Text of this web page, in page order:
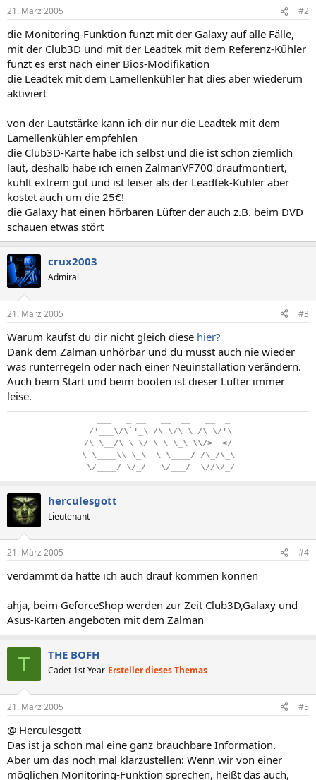
21. März 2005 #2
die Monitoring-Funktion funzt mit der Galaxy auf alle Fälle,
mit der Club3D und mit der Leadtek mit dem Referenz-Kühler
funzt es erst nach einer Bios-Modifikation
die Leadtek mit dem Lamellenkühler hat dies aber wiederum
aktiviert
von der Lautstärke kann ich dir nur die Leadtek mit dem
Lamellenkühler empfehlen
die Club3D-Karte habe ich selbst und die ist schon ziemlich
laut, deshalb habe ich einen ZalmanVF700 draufmontiert,
kühlt extrem gut und ist leiser als der Leadtek-Kühler aber
kostet auch um die 25€!
die Galaxy hat einen hörbaren Lüfter der auch z.B. beim DVD
schauen etwas stört
crux2003
Admiral
21. März 2005 #3
Warum kaufst du dir nicht gleich diese hier?
Dank dem Zalman unhörbar und du musst auch nie wieder
was runterregeln oder nach einer Neuinstallation verändern.
Auch beim Start und beim booten ist dieser Lüfter immer
leise.
/'___\/\`'_\ /\ \/\ \ /\ \/'\
/\ \__/\ \ \/ \ \ \_\ \\/>
</
\. \____\\. \_\.. \. \____/. /\_/\_\
\/____/. \/_/... \/___/.. \//\/_/
herculesgott
Lieutenant
21. März 2005 #4
verdammt da hätte ich auch drauf kommen können
ahja, beim GeforceShop werden zur Zeit Club3D,Galaxy und
Asus-Karten angeboten mit dem Zalman
T THE BOFH
Cadet 1st Year Ersteller dieses Themas
21. März 2005 #5
@ Herculesgott
Das ist ja schon mal eine ganz brauchbare Information.
Aber um das noch mal klarzustellen: Wenn wir von einer
möglichen Monitoring-Funktion sprechen, heißt das auch,